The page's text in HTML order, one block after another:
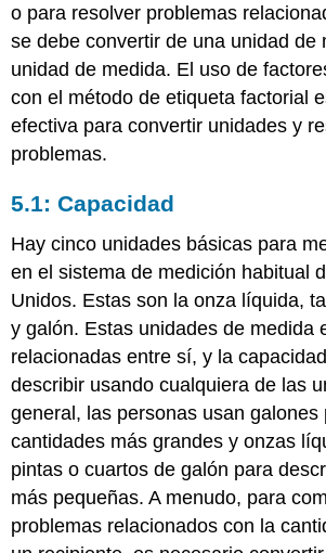
o para resolver problemas
se debe convertir de una unidad de
unidad de medida. El uso de
con el método de etiqueta factorial
efectiva para convertir unidades y
problemas.
5.1: Capacidad
Hay cinco unidades básicas para
en el sistema de medición habitual
Unidos. Estas son la onza líquida,
y galón. Estas unidades de medida
relacionadas entre sí, y la
describir usando cualquiera de las
general, las personas usan galones
cantidades más grandes y onzas
pintas o cuartos de galón para
más pequeñas. A menudo, para
problemas relacionados con la